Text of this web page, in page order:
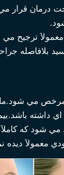
درمان قرار
ترجيح مي
شود تا وقتي بيمار به
مي شود.ما
داشته
معمولاَ ديده